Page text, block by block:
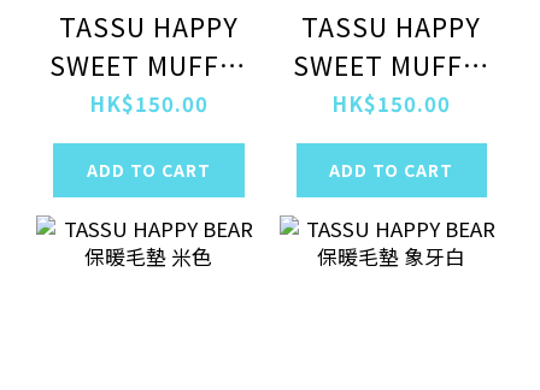
TASSU HAPPY
SWEET MUFFIN
保暖毛墊 粉紅色
HK$150.00
ADD TO CART
TASSU HAPPY
SWEET MUFFIN
保暖毛墊 米色
HK$150.00
ADD TO CART